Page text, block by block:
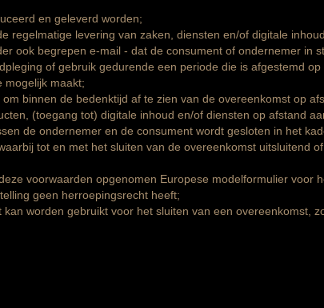
en geleverd worden;
regelmatige levering van zaken, diensten en/of digitale
ook begrepen e-mail - dat de consument of ondernemer in
of gebruik gedurende een periode die is afgestemd
mogelijk maakt;
binnen de bedenktijd af te zien van de overeenkomst op
(toegang tot) digitale inhoud en/of diensten op afstand
de ondernemer en de consument wordt gesloten in het
tot en met het sluiten van de overeenkomst uitsluitend
voorwaarden opgenomen Europese modelformulier voor
geen herroepingsrecht heeft;
kan worden gebruikt voor het sluiten van een overeenkomst,